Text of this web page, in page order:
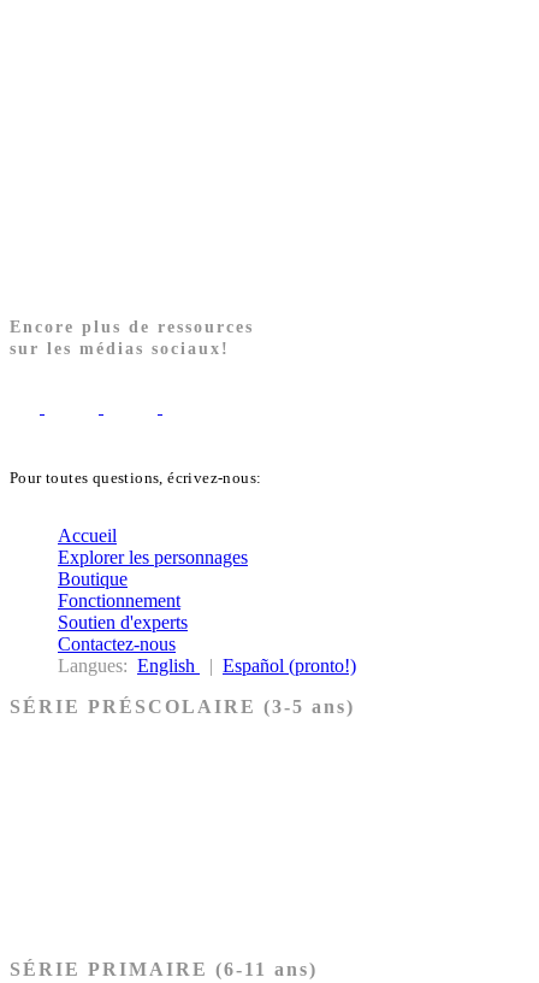
Encore plus de ressources
sur les médias sociaux!
Pour toutes questions, écrivez-nous:
Accueil
Explorer les personnages
Boutique
Fonctionnement
Soutien d'experts
Contactez-nous
Langues: English | Español (pronto!)
SÉRIE PRÉSCOLAIRE (3-5 ans)
SÉRIE PRIMAIRE (6-11 ans)